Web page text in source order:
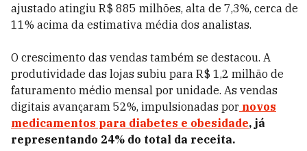
ajustado atingiu R$ 885 milhões, alta de 7,3%, cerca de
11% acima da estimativa média dos analistas.
O crescimento das vendas também se destacou. A
produtividade das lojas subiu para R$ 1,2 milhão de
faturamento médio mensal por unidade. As vendas
digitais avançaram 52%, impulsionadas por novos
medicamentos para diabetes e obesidade, já
representando 24% do total da receita.